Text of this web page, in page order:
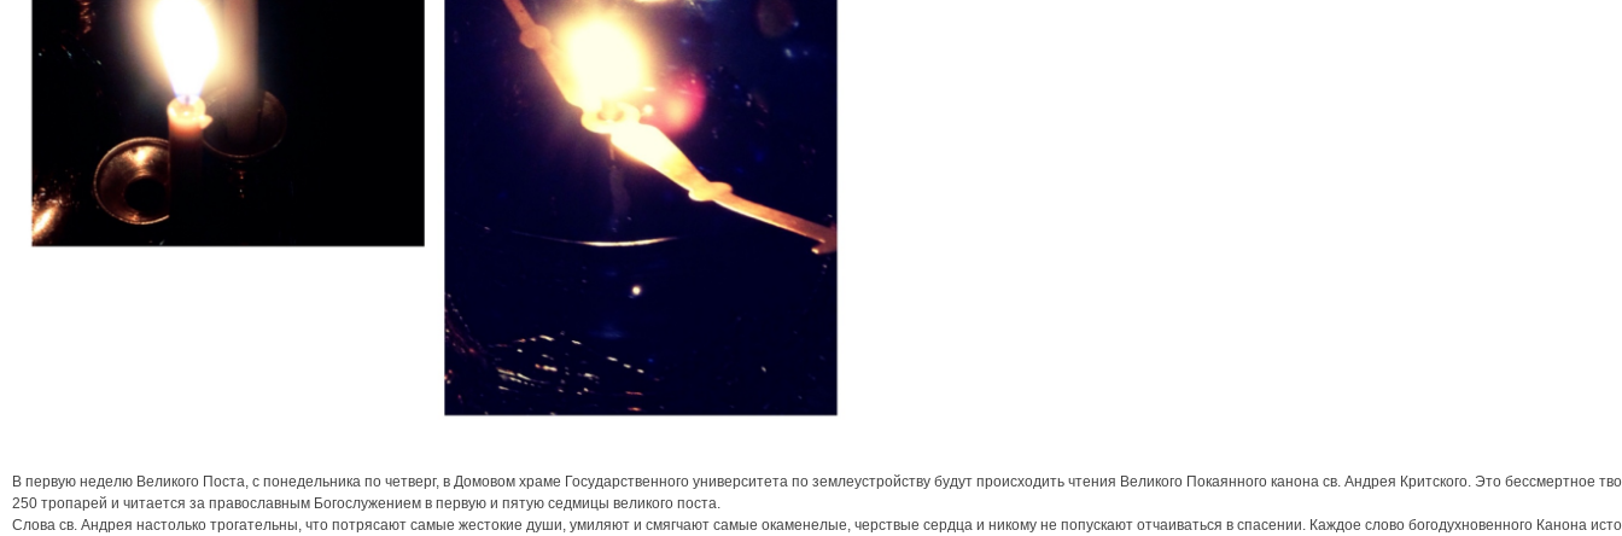
В первую неделю Великого Поста, с понедельника по четверг, в Домовом храме Государственного университета по землеустройству будут происходить чтения Великого Покаянного канона св. Андрея Критского. Это бессмертное
250 тропарей и читается за православным Богослужением в первую и пятую седмицы великого поста.
Слова св. Андрея настолько трогательны, что потрясают самые жестокие души, умиляют и смягчают самые окаменелые, черствые сердца и никому не попускают отчаиваться в спасении. Каждое слово богодухновенного Канона